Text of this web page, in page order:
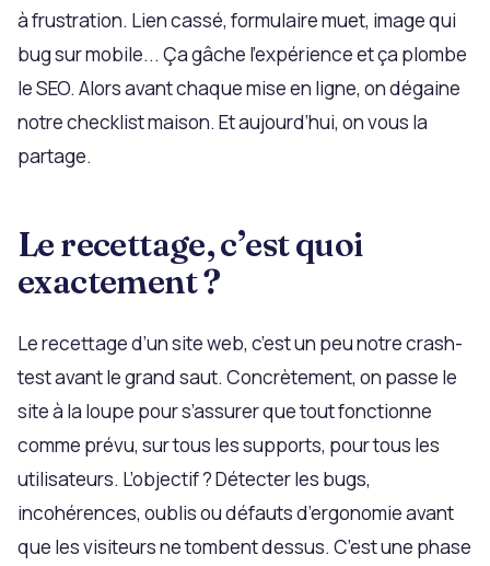
à frustration. Lien cassé, formulaire muet, image qui
bug sur mobile... Ça gâche l’expérience et ça plombe
le SEO. Alors avant chaque mise en ligne, on dégaine
notre checklist maison. Et aujourd’hui, on vous la
partage.
Le recettage, c’est quoi
exactement ?
Le recettage d’un site web, c’est un peu notre crash-
test avant le grand saut. Concrètement, on passe le
site à la loupe pour s’assurer que tout fonctionne
comme prévu, sur tous les supports, pour tous les
utilisateurs. L’objectif ? Détecter les bugs,
incohérences, oublis ou défauts d’ergonomie avant
que les visiteurs ne tombent dessus. C’est une phase